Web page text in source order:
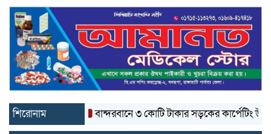
শিরোনাম বান্দরবানে ৩ কোটি টাকার সড়কের কার্পেটিং উঠে যাচ্ছে